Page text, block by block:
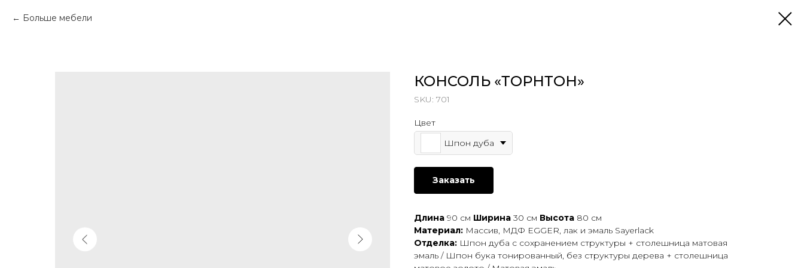
Больше мебели
КОНСОЛЬ «‎ТОРНТОН»
SKU: 701
Цвет
Шпон дуба
Заказать
Длина 90 см Ширина 30 см Высота 80 см
Материал: Массив, МДФ EGGER, лак и эмаль Sayerlack
Отделка: Шпон дуба с сохранением структуры + столешница матовая
эмаль / Шпон бука тонированный, без структуры дерева + столешница